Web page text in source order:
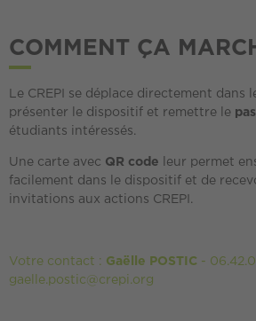
COMMENT ÇA
Le CREPI se déplace directement dans
présenter le dispositif et remettre le
étudiants intéressés.
Une carte avec QR code leur permet
facilement dans le dispositif et de
invitations aux actions CREPI.
Votre contact : Gaëlle POSTIC -
gaelle.postic@crepi.org